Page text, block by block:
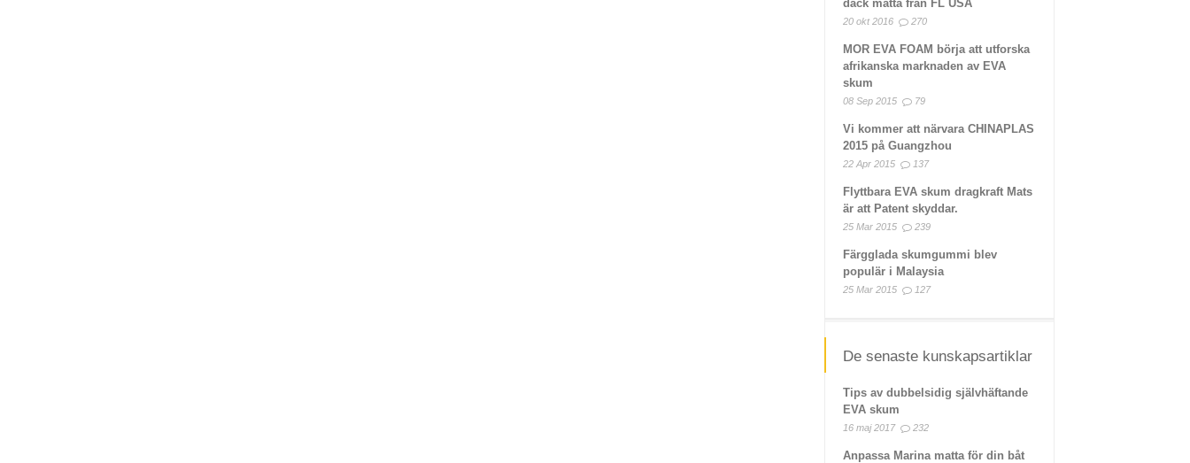
däck matta från FL USA
20 okt 2016 270
MOR EVA FOAM börja att utforska
afrikanska marknaden av EVA
skum
08 Sep 2015 79
Vi kommer att närvara CHINAPLAS
2015 på Guangzhou
22 Apr 2015 137
Flyttbara EVA skum dragkraft Mats
är att Patent skyddar.
25 Mar 2015 239
Färgglada skumgummi blev
populär i Malaysia
25 Mar 2015 127
De senaste kunskapsartiklar
Tips av dubbelsidig självhäftande
EVA skum
16 maj 2017 232
Anpassa Marina matta för din båt